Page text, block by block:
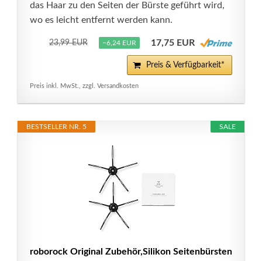
das Haar zu den Seiten der Bürste geführt wird,
wo es leicht entfernt werden kann.
23,99 EUR −6,24 EUR 17,75 EUR
Preis & Verfügbarkeit*
Preis inkl. MwSt., zzgl. Versandkosten
SALE
BESTSELLER NR. 5
roborock Original Zubehör,Silikon Seitenbürsten